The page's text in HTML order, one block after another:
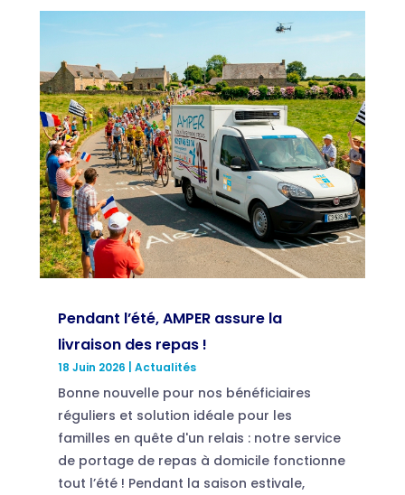
Pendant l’été, AMPER assure la
livraison des repas !
18 Juin 2026 Actualités
Bonne nouvelle pour nos bénéficiaires
réguliers et solution idéale pour les
familles en quête d'un relais : notre service
de portage de repas à domicile fonctionne
tout l’été ! Pendant la saison estivale,